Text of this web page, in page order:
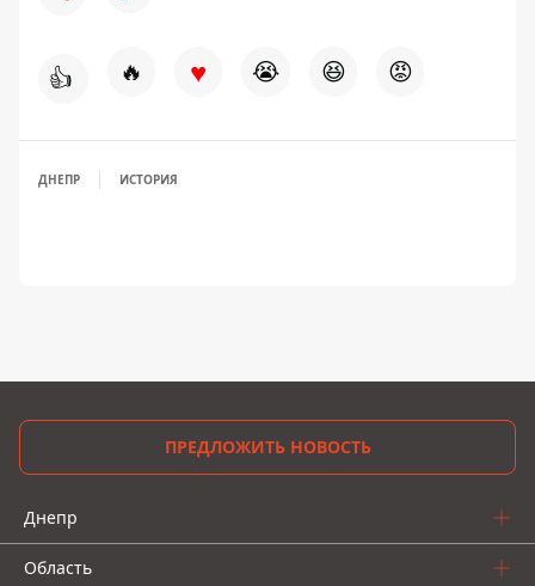
👍 🔥 ♥ 😭 😆 😡
ДНЕПР ИСТОРИЯ
ПРЕДЛОЖИТЬ НОВОСТЬ
Днепр
Область